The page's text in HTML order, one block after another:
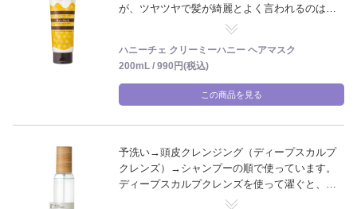
が、ツヤツヤで髪が綺麗とよく言われるのはこ
ちらのおかげと思っています。香りも微香なの
せん。
ハニーチェ クリーミーハニー ヘアマスク
200mL / 990円(税込)
この商品を見る
予洗い→頭皮クレンジング（ディープスカルプ
クレンズ）→シャンプーの順で使っています。
ディープスカルプクレンズを使って濯ぐと、髪
がすぐサラサラになります。